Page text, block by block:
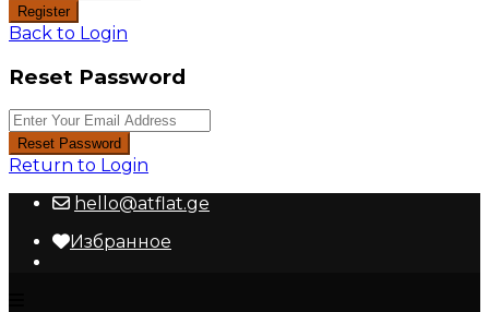
Register
Back to Login
Reset Password
Reset Password
Return to Login
hello@atflat.ge
Избранное